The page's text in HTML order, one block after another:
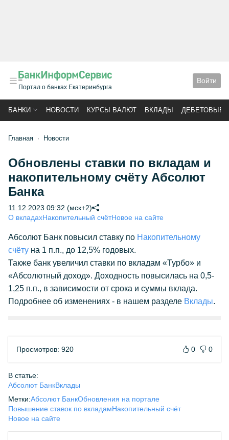
Портал о банках Екатеринбурга
Войти
БАНКИ НОВОСТИ КУРСЫ ВАЛЮТ ВКЛАДЫ ДЕБЕТОВЫЕ
Главная Новости
Обновлены ставки по вкладам и
накопительному счёту Абсолют
Банка
11.12.2023 09:32 (мск+2)
О вкладахНакопительный счётНовое на сайте
Абсолют Банк повысил ставку по Накопительному
счёту на 1 п.п., до 12,5% годовых.
Также банк увеличил ставки по вкладам «Турбо» и
«Абсолютный доход». Доходность повысилась на 0,5-
1,25 п.п., в зависимости от срока и суммы вклада.
Подробнее об изменениях - в нашем разделе Вклады.
Просмотров: 920 0 0
В статье:
Абсолют БанкВклады
Метки:Абсолют БанкОбновления на портале
Повышение ставок по вкладамНакопительный счёт
Новое на сайте